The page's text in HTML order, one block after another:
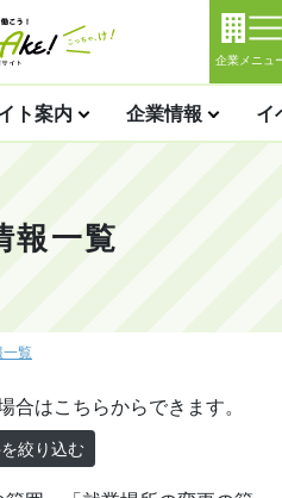
企業メニュ
ト案内 企業情報 イ
報一覧
一覧
合はこちらからできます。
絞り込む